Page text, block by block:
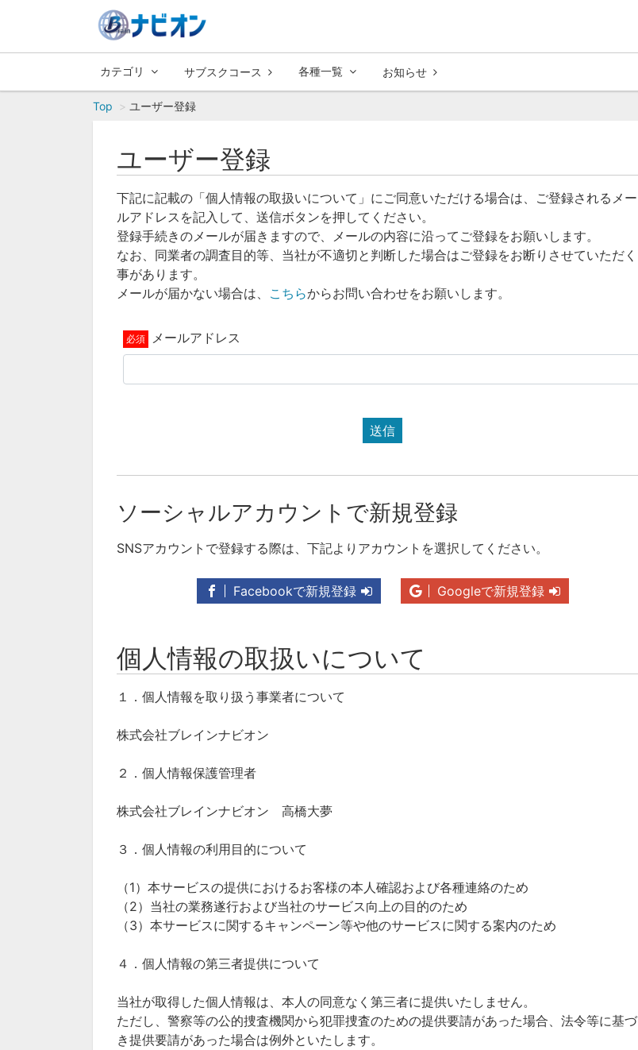
カテゴリ サブスクコース 各種一覧 お知らせ
Top ユーザー登録
ユーザー登録
下記に記載の「個人情報の取扱いについて」にご同意いただける場合は、ご登録されるメー
ルアドレスを記入して、送信ボタンを押してください。
登録手続きのメールが届きますので、メールの内容に沿ってご登録をお願いします。
なお、同業者の調査目的等、当社が不適切と判断した場合はご登録をお断りさせていただく
事があります。
メールが届かない場合は、 こちらからお問い合わせをお願いします。
メールアドレス
送信
ソーシャルアカウントで新規登録
SNSアカウントで登録する際は、下記よりアカウントを選択してください。
Facebookで新規登録 Googleで新規登録
個人情報の取扱いについて
１．個人情報を取り扱う事業者について
株式会社ブレインナビオン
２．個人情報保護管理者
株式会社ブレインナビオン 高橋大夢
３．個人情報の利用目的について
（1）本サービスの提供におけるお客様の本人確認および各種連絡のため
（2）当社の業務遂行および当社のサービス向上の目的のため
（3）本サービスに関するキャンペーン等や他のサービスに関する案内のため
４．個人情報の第三者提供について
当社が取得した個人情報は、本人の同意なく第三者に提供いたしません。
ただし、警察等の公的捜査機関から犯罪捜査のための提供要請があった場合、法令等に基づ
き提供要請があった場合は例外といたします。